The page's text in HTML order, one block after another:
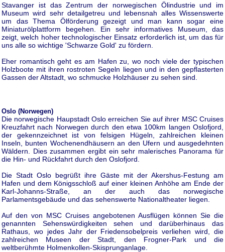
Stavanger ist das Zentrum der norwegischen Ölindustrie und im
Museum wird sehr detailgetreu und lebensnah alles Wissenswerte
um das Thema Ölförderung gezeigt und man kann sogar eine
Miniaturölplattform begehen. Ein sehr informatives Museum, das
zeigt, welch hoher technologischer Einsatz erforderlich ist, um das für
uns alle so wichtige 'Schwarze Gold' zu fördern.
Eher romantisch geht es am Hafen zu, wo noch viele der typischen
Holzboote mit ihren rostroten Segeln liegen und in den gepflasterten
Gassen der Altstadt, wo schmucke Holzhäuser zu sehen sind.
Oslo (Norwegen)
Die norwegische Haupstadt Oslo erreichen Sie auf ihrer MSC Cruises
Kreuzfahrt nach Norwegen durch den etwa 100km langen Oslofjord,
der gekennzeichnet ist von felsigen Hügeln, zahlreichen kleinen
Inseln, bunten Wochenendhäusern an den Ufern und ausgedehnten
Wäldern. Dies zusammen ergibt ein sehr malerisches Panorama für
die Hin- und Rückfahrt durch den Oslofjord.
Die Stadt Oslo begrüßt ihre Gäste mit der Akershus-Festung am
Hafen und dem Königsschloß auf einer kleinen Anhöhe am Ende der
Karl-Johanns-Straße, an der auch das norwegische
Parlamentsgebäude und das sehenswerte Nationaltheater liegen.
Auf den von MSC Cruises angebotenen Ausflügen können Sie die
genannten Sehenswürdigkeiten sehen und darüberhinaus das
Rathaus, wo jedes Jahr der Friedensobelpreis verliehen wird, die
zahlreichen Museen der Stadt, den Frogner-Park und die
weltberühmte Holmenkollen-Skisprunganlage.